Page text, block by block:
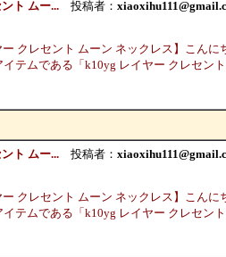
ト ムー...投稿者：
ー クレセント ムーン ネックレス】こん
テムである「k10yg レイヤー クレセン
ト ムー...投稿者：
ー クレセント ムーン ネックレス】こん
テムである「k10yg レイヤー クレセン